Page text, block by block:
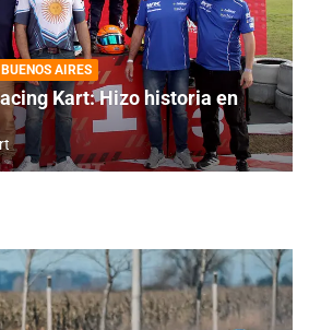
AIRES
Kart: Hizo historia en